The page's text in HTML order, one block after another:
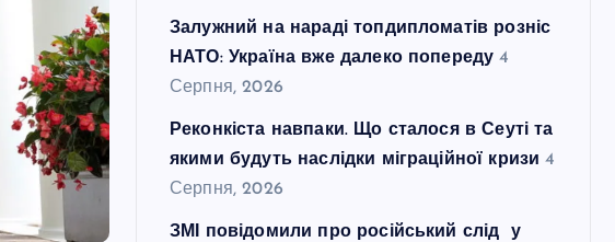
Залужний на нараді топдипломатів розніс
НАТО: Україна вже далеко попереду 4
Серпня, 2026
Реконкіста навпаки. Що сталося в Сеуті та
якими будуть наслідки міграційної кризи 4
Серпня, 2026
ЗМІ повідомили про російський слід у